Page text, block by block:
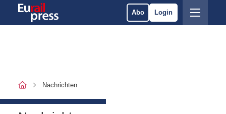
Abo Login
Nachrichten